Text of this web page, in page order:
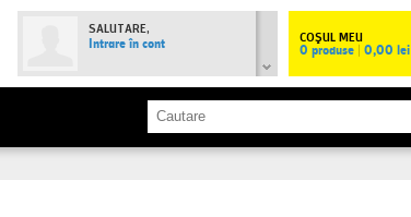
COŞUL MEU
0 produse|0,00 lei
SALUTARE,
Intrare în cont